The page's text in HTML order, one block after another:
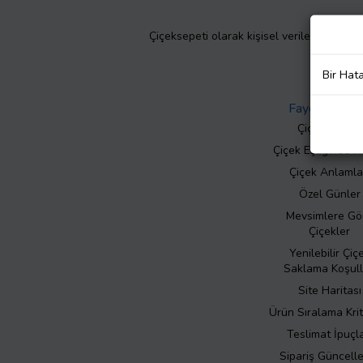
Çiçeksepeti olarak kişisel verilerinizin
Faydalı Bilgiler
Çiçek Bakımı
Çiçek Eşliğinde
Çiçek
Özel Günler
Mevsimlere
Çiçekler
Yenilebilir
Saklama
Site Haritası
Ürün Sıralama
Teslimat
Sipariş
Bir